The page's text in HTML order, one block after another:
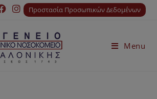
Προστασία Προσωπικών Δεδομένων
Menu